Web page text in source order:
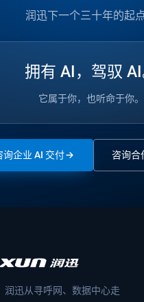
润迅下一个三十年的起点
拥有 AI，驾驭 AI
它属于你，也听命于你。
询企业 AI 交付 咨询合
润迅从寻呼网、数据中心走